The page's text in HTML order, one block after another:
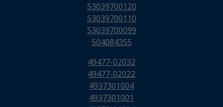
53039700120
53039700110
53039700099
504084355
49477-02032
49477-02022
4937301004
4937301001